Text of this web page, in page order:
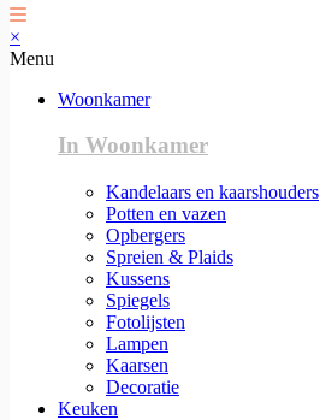
×
Menu
Woonkamer
In Woonkamer
Kandelaars en kaarshouders
Potten en vazen
Opbergers
Spreien & Plaids
Kussens
Spiegels
Fotolijsten
Lampen
Kaarsen
Decoratie
Keuken